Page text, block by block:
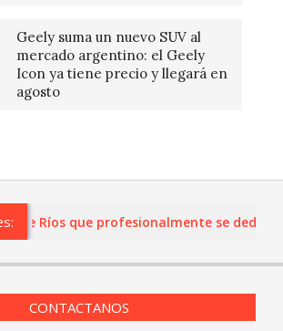
Geely suma un nuevo SUV al
mercado argentino: el Geely
Icon ya tiene precio y llegará en
agosto
Ríos que profesionalmente se
CONTACTANOS